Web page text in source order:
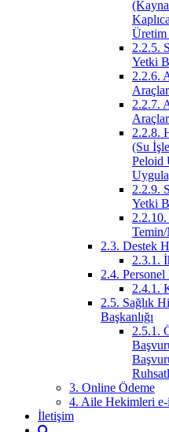
Üretim
2.2.5.
Yetki
2.2.6.
2.2.7.
2.2.8.
(Su
Peloid
2.2.9.
Yetki
2.3. Destek
2.3.1.
2.4. Personel
2.4.1.
2.5. Sağlık
Başkanlığı
2.5.1.
3. Online Ödeme
4. Aile Hekimleri
İletişim